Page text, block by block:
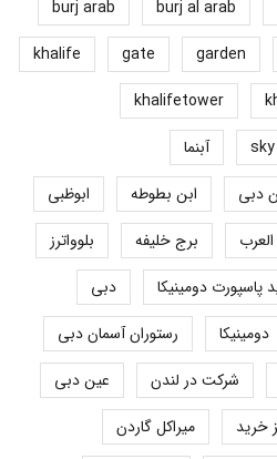
burj al arab
burj arab
garden
gate
khalife
khalifetower
آبنما
دبی ابن بطوطه
ابوظبی
برج خلیفه
بلوواترز
پاسپورت دومینیکا
دبی
دومینیکا
رستوران آسمان دبی
شرکت در لندن
عین دبی
خرید
میراکل گاردن